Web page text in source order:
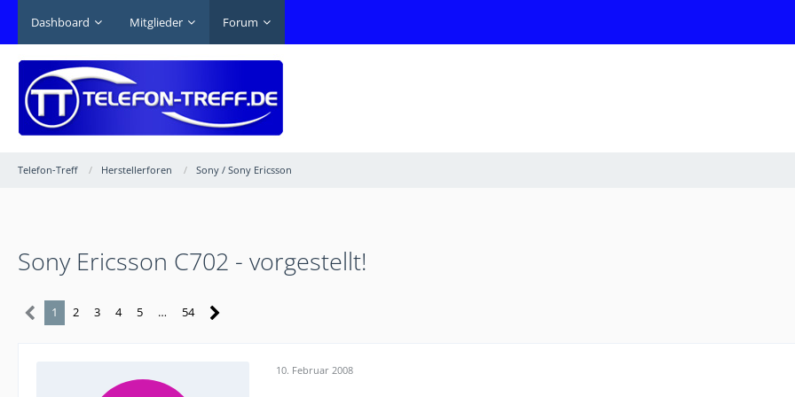
Dashboard Mitglieder Forum
Telefon-Treff Herstellerforen Sony / Sony Ericsson
Sony Ericsson C702 - vorgestellt!
1 2 3 4 5 … 54
10. Februar 2008